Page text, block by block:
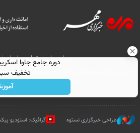
درباره ما تماس با ما
is licensed under a Creative Commons
4.0 International License.
طراحی خبرگزاری نستوه گرافیک: استودیو
تخفیف